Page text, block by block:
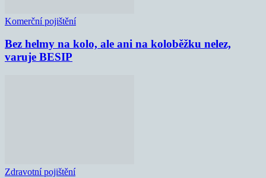
Komerční pojištění
Bez helmy na kolo, ale ani na koloběžku nelez,
varuje BESIP
Zdravotní pojištění